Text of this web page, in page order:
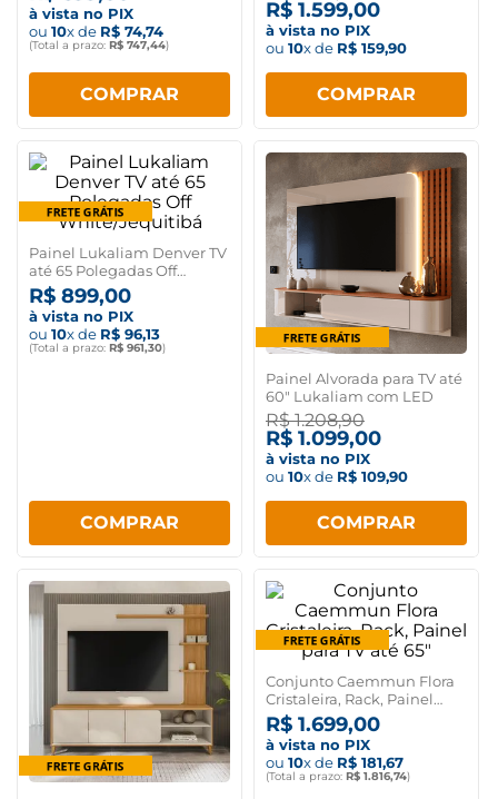
à vista no PIX
ou 10x de R$ 74,74
(Total a prazo: R$ 747,44)
COMPRAR
R$ 1.599,00
à vista no PIX
ou 10x de R$ 159,90
COMPRAR
Painel Lukaliam Denver TV
até 65 Polegadas Off
White/Jequitibá
R$ 899,00
à vista no PIX
ou 10x de R$ 96,13
(Total a prazo: R$ 961,30)
COMPRAR
Painel Alvorada para TV até
60" Lukaliam com LED
R$ 1.208,90
R$ 1.099,00
à vista no PIX
ou 10x de R$ 109,90
COMPRAR
Conjunto Caemmun Flora
Cristaleira, Rack, Painel
para TV até 65"
R$ 1.699,00
à vista no PIX
ou 10x de R$ 181,67
(Total a prazo: R$ 1.816,74)